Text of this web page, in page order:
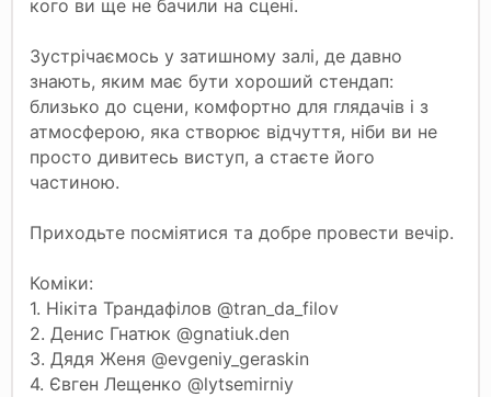
кого ви ще не бачили на сцені.
Зустрічаємось у затишному залі, де давно
знають, яким має бути хороший стендап:
близько до сцени, комфортно для глядачів і з
атмосферою, яка створює відчуття, ніби ви не
просто дивитесь виступ, а стаєте його
частиною.
Приходьте посміятися та добре провести вечір.
Коміки:
1. Нікіта Трандафілов @tran_da_filov
2. Денис Гнатюк @gnatiuk.den
3. Дядя Женя @evgeniy_geraskin
4. Євген Лещенко @lytsemirniy